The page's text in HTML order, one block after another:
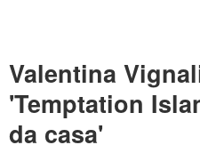
Valentina
'Temptation
da casa'